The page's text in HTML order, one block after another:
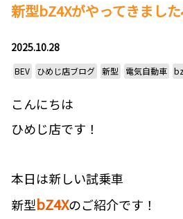
新型bZ4Xがやってきまし
2025.10.28
BEV ひめじ店ブログ 新型 電気自動車
こんにちは
ひめじ店です！
本日は新しい試乗車
新型bZ4Xのご紹介です！